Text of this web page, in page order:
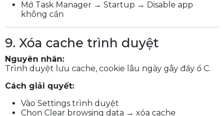
Mở Task Manager → Startup → Disable app
không cần
9. Xóa cache trình duyệt
Nguyên nhân:
Trình duyệt lưu cache, cookie lâu ngày gây đầy ổ C.
Cách giải quyết:
Vào Settings trình duyệt
Chọn Clear browsing data → xóa cache